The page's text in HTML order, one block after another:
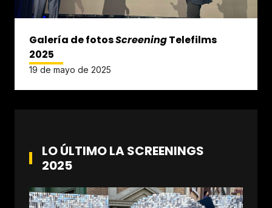
Galería de fotosScreeningTelefilms
2025
19 de mayo de 2025
LO ÚLTIMO LA SCREENINGS
2025